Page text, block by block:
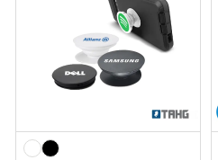
Campañas
Logo 24hs
Marcas